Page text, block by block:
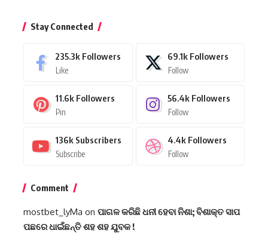
Stay Connected
235.3k Followers
Like
69.1k Followers
Follow
11.6k Followers
Pin
56.4k Followers
Follow
136k Subscribers
Subscribe
4.4k Followers
Follow
Comment
mostbet_lyMa on ପାଗଳ କରିଛି ଧନୀ ହେବା ନିଶା; ବିଶାକ୍ତ ସାପ
ପଛରେ ଧାଇଁଛନ୍ତି ଶହ ଶହ ଯୁବକ !